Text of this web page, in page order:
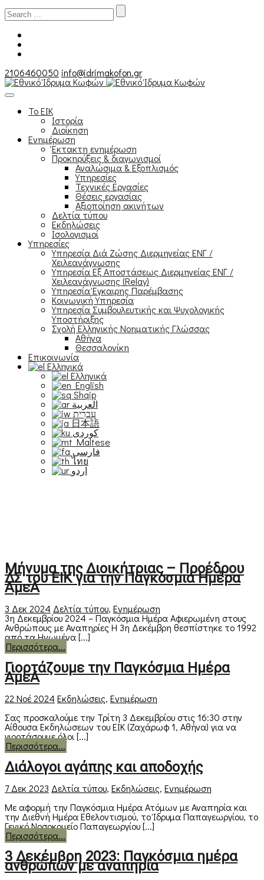
Search
for:
2106460050 info@idrimakofon.gr
Το ΕΙΚ
Ιστορία
Διοίκηση
Ενημέρωση
Έκτακτη ενημέρωση
Προκηρύξεις & διαγωνισμοί
Αναλώσιμα & Εξοπλισμός
Υπηρεσίες
Τεχνικές Εργασίες
Θέσεις εργασίας
Αξιοποίηση ακινήτων
Δελτία τύπου
Εκδηλώσεις
Ισολογισμοί
Υπηρεσίες
Υπηρεσία Διά Ζώσης Διερμηνείας ΕΝΓ /
Χειλεανάγνωσης
Υπηρεσία Εξ Αποστάσεως Διερμηνείας ΕΝΓ /
Χειλεανάγνωσης (Relay)
Υπηρεσία Έγκαιρης Παρέμβασης
Κοινωνική Υπηρεσία
Υπηρεσία Συμβουλευτικής και Ψυχολογικής
Υποστήριξης
Σχολή Ελληνικής Νοηματικής Γλώσσας
Αθήνα
Θεσσαλονίκη
Επικοινωνία
Ελληνικά
Ελληνικά
English
Shqip
العربية
עִבְרִית
日本語
Maltese
فارسی
ไทย
اردو
Μήνυμα της Διοικήτριας – Προέδρου
ΔΣ του ΕΙΚ για την Παγκόσμια Ημέρα
ΑμεΑ
3 Δεκ 2024 Δελτία τύπου, Ενημέρωση
3η Δεκεμβρίου 2024 – Παγκόσμια Ημέρα Αφιερωμένη στους
Ανθρώπους με Αναπηρίες Η 3η Δεκέμβρη θεσπίστηκε το 1992
από τα Ηνωμένα [...]
Περισσότερα...
Γιορτάζουμε την Παγκόσμια Ημέρα
ΑμεΑ
22 Νοέ 2024 Εκδηλώσεις, Ενημέρωση
Σας προσκαλούμε την Τρίτη 3 Δεκεμβρίου στις 16:30 στην
Αίθουσα Εκδηλώσεων του ΕΙΚ (Ζαχάρωφ 1, Αθήνα) για να
γιορτάσουμε όλοι [...]
Περισσότερα...
Διάλογοι αγάπης και αποδοχής
7 Δεκ 2023 Δελτία τύπου, Εκδηλώσεις, Ενημέρωση
Με αφορμή την Παγκόσμια Ημέρα Ατόμων με Αναπηρία και
την Διεθνή Ημέρα Εθελοντισμού, το Ίδρυμα Παπαγεωργίου, το
Γενικό Νοσοκομείο Παπαγεωργίου [...]
Περισσότερα...
3 Δεκέμβρη 2023: Παγκόσμια ημέρα
ανθρώπων με αναπηρία